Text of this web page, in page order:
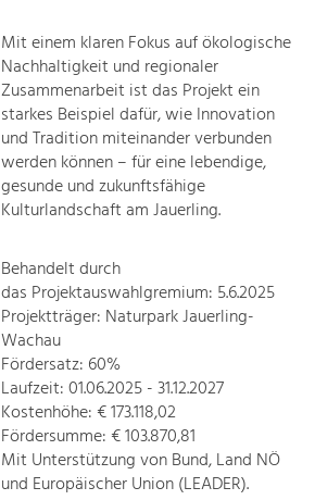
Mit einem klaren Fokus auf ökologische
Nachhaltigkeit und regionaler
Zusammenarbeit ist das Projekt ein
starkes Beispiel dafür, wie Innovation
und Tradition miteinander verbunden
werden können – für eine lebendige,
gesunde und zukunftsfähige
Kulturlandschaft am Jauerling.
Behandelt durch
das Projektauswahlgremium: 5.6.2025
Projektträger: Naturpark Jauerling-
Wachau
Fördersatz: 60%
Laufzeit: 01.06.2025 - 31.12.2027
Kostenhöhe: € 173.118,02
Fördersumme: € 103.870,81
Mit Unterstützung von Bund, Land NÖ
und Europäischer Union (LEADER).